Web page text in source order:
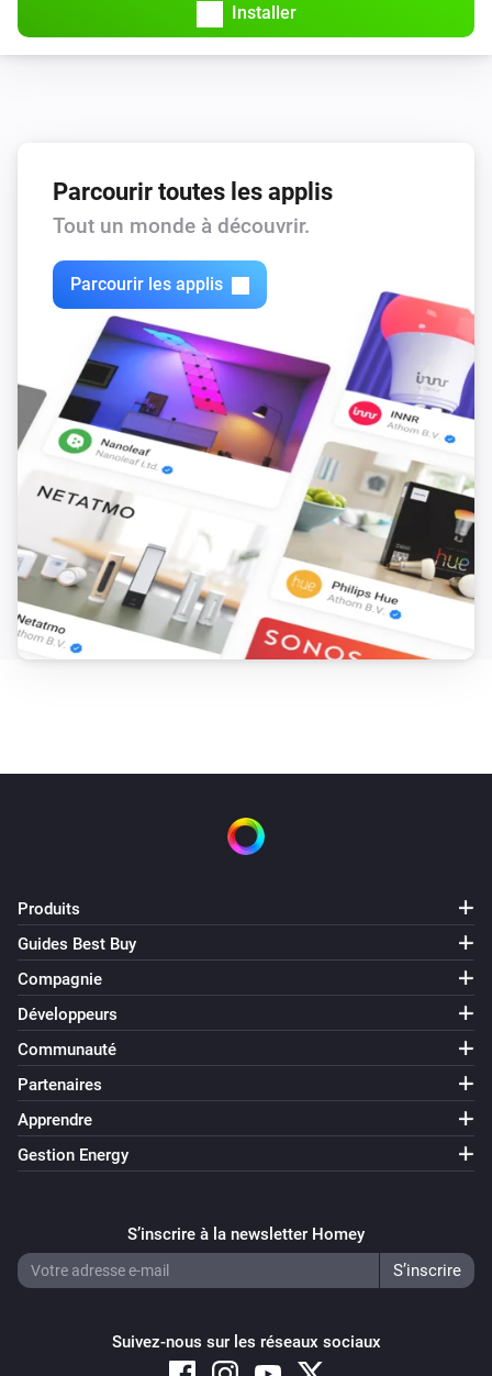
Installer
Parcourir toutes les applis
Tout un monde à découvrir.
Parcourir les applis
Produits
Guides Best Buy
Compagnie
Développeurs
Communauté
Partenaires
Apprendre
Gestion Energy
S’inscrire à la newsletter Homey
Suivez-nous sur les réseaux sociaux